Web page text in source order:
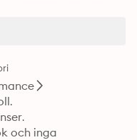
och inga